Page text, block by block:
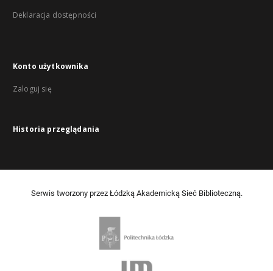
Deklaracja dostępności
Konto użytkownika
Zaloguj się
Historia przeglądania
Serwis tworzony przez Łódzką Akademicką Sieć Biblioteczną.